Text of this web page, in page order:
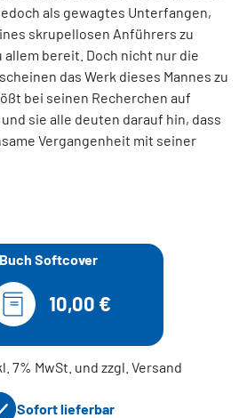
als gewagtes Unterfangen,
skrupellosen Anführers zu
allem bereit. Doch nicht nur die
das Werk dieses Mannes zu
bei seinen Recherchen auf
sie alle deuten darauf hin, dass
Vergangenheit mit seiner
Buch Softcover
10,00 €
7% MwSt. und zzgl. Versand
Sofort lieferbar